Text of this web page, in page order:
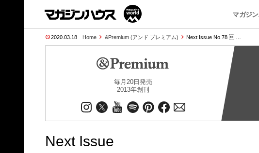
マガジ
2020.03.18 Home &Premium (アンド プレミアム) Next Issue No.78  …
毎月20日発売
2013年創刊
Next Issue